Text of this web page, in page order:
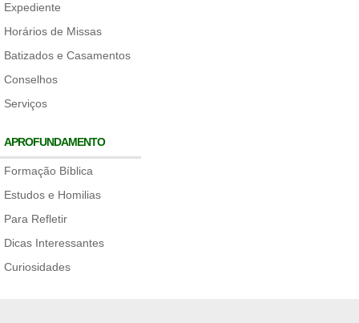
Expediente
Horários de Missas
Batizados e Casamentos
Conselhos
Serviços
APROFUNDAMENTO
Formação Bíblica
Estudos e Homilias
Para Refletir
Dicas Interessantes
Curiosidades